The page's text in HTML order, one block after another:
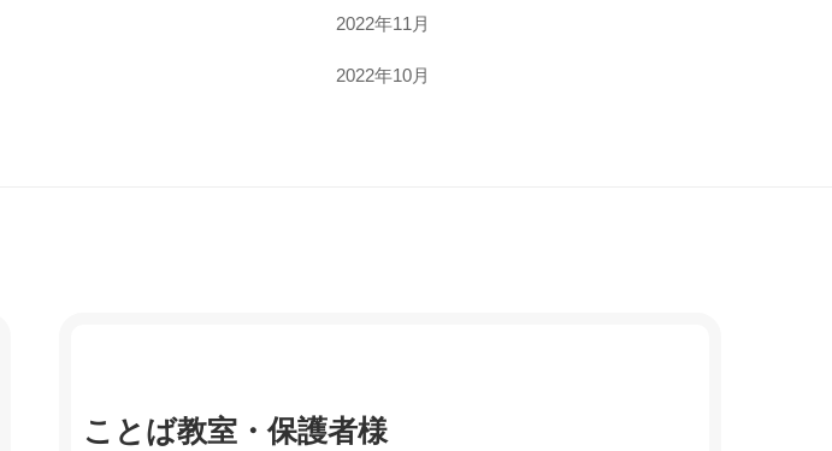
2022年11月
2022年10月
ことば教室・保護者様